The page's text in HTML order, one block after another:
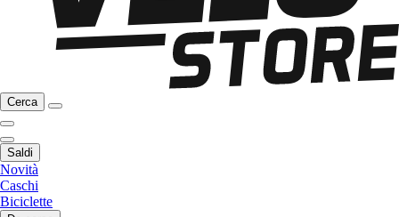
Cerca
Saldi
Novità
Caschi
Biciclette